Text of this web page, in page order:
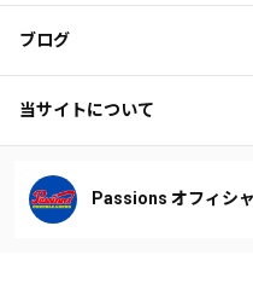
ブログ
当サイトについて
Passions オフィシ